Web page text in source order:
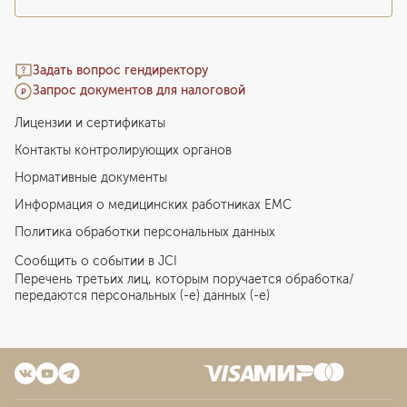
Задать вопрос гендиректору
Запрос документов для налоговой
Лицензии и сертификаты
Контакты контролирующих органов
Нормативные документы
Информация о медицинских работниках EMC
Политика обработки персональных данных
Сообщить о событии в JCI
Перечень третьих лиц, которым поручается обработка/
передаются персональных (-е) данных (-е)